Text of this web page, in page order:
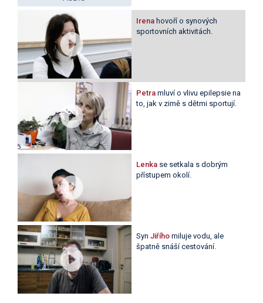
Irena hovoří o synových
sportovních aktivitách.
Petra mluví o vlivu epilepsie na
to, jak v zimě s dětmi sportují.
Lenka se setkala s dobrým
přístupem okolí.
Syn Jiřího miluje vodu, ale
špatně snáší cestování.